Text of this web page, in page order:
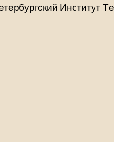
Институт